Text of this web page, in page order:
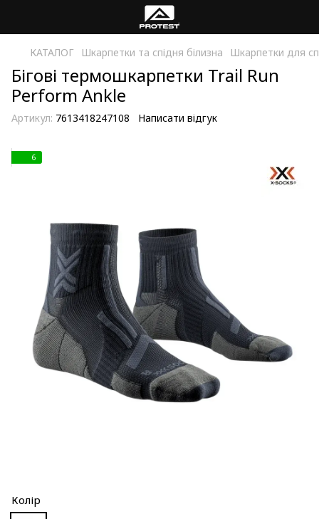
КАТАЛОГ Шкарпетки та спідня білизна Шкарпетки для
Бігові термошкарпетки Trail Run
Perform Ankle
Артикул: 7613418247108 Написати відгук
6
Колір